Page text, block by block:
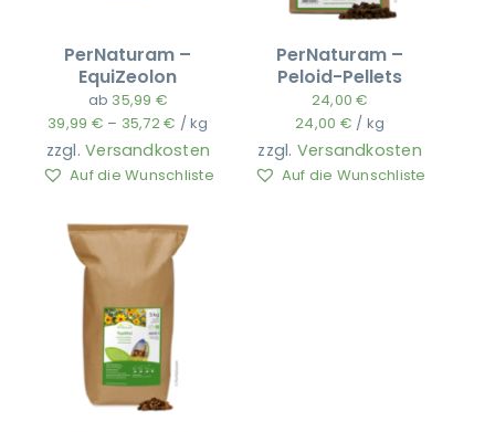
PerNaturam –
EquiZeolon
ab 35,99 €
39,99 € – 35,72€ /kg
zzgl.Versandkosten
Auf die Wunschliste
PerNaturam –
Peloid-Pellets
24,00€
24,00 € / kg
zzgl. Versandkosten
Auf die Wunschliste